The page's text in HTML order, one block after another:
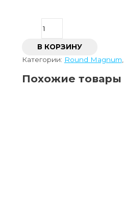
В КОРЗИНУ
Категории: Round Magnum
Похожие товары